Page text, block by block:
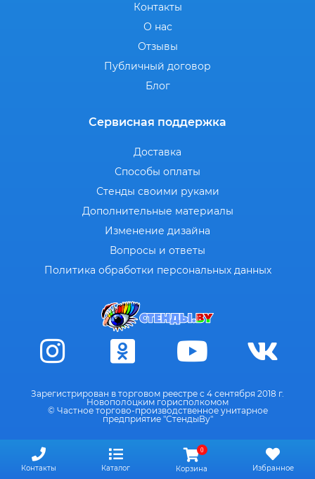
Контакты Каталог
0
Корзина Избранное
Контакты
О нас
Отзывы
Публичный договор
Блог
Сервисная поддержка
Доставка
Способы оплаты
Стенды своими руками
Дополнительные материалы
Изменение дизайна
Вопросы и ответы
Политика обработки персональных данных
Зарегистрирован в торговом реестре с 4 сентября 2018 г.
Новополоцким горисполкомом
© Частное торгово-производственное унитарное
предприятие "СтендыВу"